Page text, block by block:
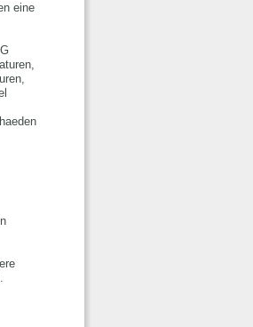
eine